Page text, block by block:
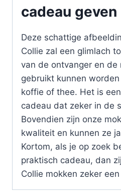
cadeau geven
Deze schattige
Collie zal een glimlach
van de ontvanger en de
gebruikt kunnen
koffie of thee. Het is
cadeau dat zeker in de
Bovendien zijn onze
kwaliteit en kunnen ze
Kortom, als je op zoek
praktisch cadeau, dan
Collie mokken zeker